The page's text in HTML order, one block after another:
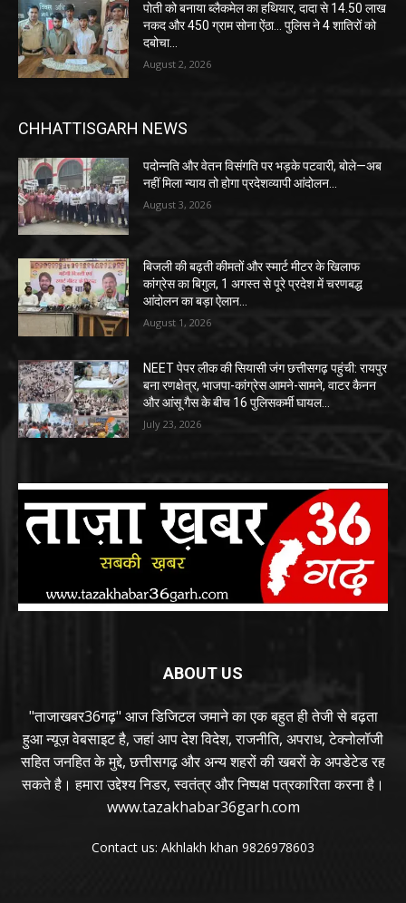
पोती को बनाया ब्लैकमेल का हथियार, दादा से 14.50 लाख
नकद और 450 ग्राम सोना ऐंठा… पुलिस ने 4 शातिरों को
दबोचा…
August 2, 2026
CHHATTISGARH NEWS
पदोन्नति और वेतन विसंगति पर भड़के पटवारी, बोले—अब
नहीं मिला न्याय तो होगा प्रदेशव्यापी आंदोलन…
August 3, 2026
बिजली की बढ़ती कीमतों और स्मार्ट मीटर के खिलाफ
कांग्रेस का बिगुल, 1 अगस्त से पूरे प्रदेश में चरणबद्ध
आंदोलन का बड़ा ऐलान…
August 1, 2026
NEET पेपर लीक की सियासी जंग छत्तीसगढ़ पहुंची: रायपुर
बना रणक्षेत्र, भाजपा-कांग्रेस आमने-सामने, वाटर कैनन
और आंसू गैस के बीच 16 पुलिसकर्मी घायल…
July 23, 2026
ABOUT US
"ताजाखबर36गढ़" आज डिजिटल जमाने का एक बहुत ही तेजी से बढ़ता
हुआ न्यूज़ वेबसाइट है, जहां आप देश विदेश, राजनीति, अपराध, टेक्नोलॉजी
सहित जनहित के मुद्दे, छत्तीसगढ़ और अन्य शहरों की खबरों के अपडेटेड रह
सकते है। हमारा उद्देश्य निडर, स्वतंत्र और निष्पक्ष पत्रकारिता करना है।
www.tazakhabar36garh.com
Contact us: Akhlakh khan 9826978603